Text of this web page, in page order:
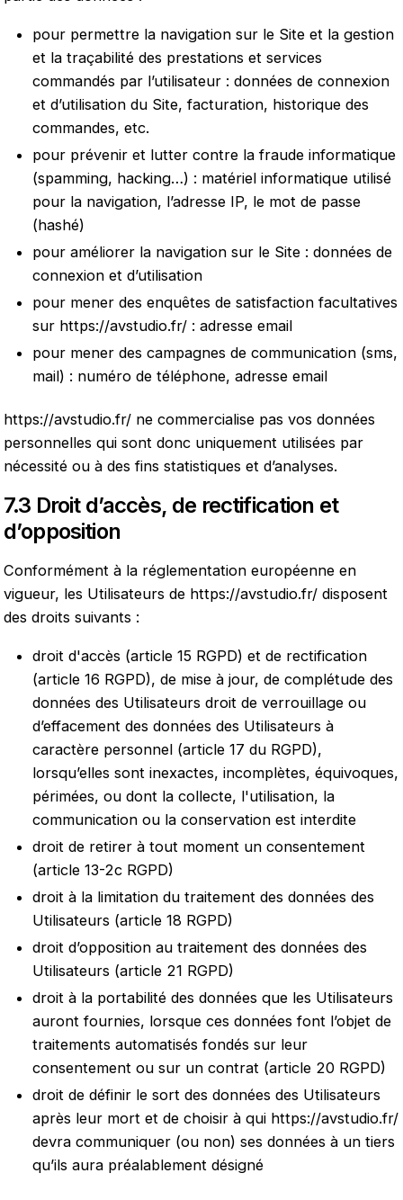
pour permettre la navigation sur le Site et la gestion
et la traçabilité des prestations et services
commandés par l’utilisateur : données de connexion
et d’utilisation du Site, facturation, historique des
commandes, etc.
pour prévenir et lutter contre la fraude informatique
(spamming, hacking…) : matériel informatique utilisé
pour la navigation, l’adresse IP, le mot de passe
(hashé)
pour améliorer la navigation sur le Site : données de
connexion et d’utilisation
pour mener des enquêtes de satisfaction facultatives
sur https://avstudio.fr/ : adresse email
pour mener des campagnes de communication (sms,
mail) : numéro de téléphone, adresse email
https://avstudio.fr/ ne commercialise pas vos données
personnelles qui sont donc uniquement utilisées par
nécessité ou à des fins statistiques et d’analyses.
7.3 Droit d’accès, de rectification et
d’opposition
Conformément à la réglementation européenne en
vigueur, les Utilisateurs de https://avstudio.fr/ disposent
des droits suivants :
droit d'accès (article 15 RGPD) et de rectification
(article 16 RGPD), de mise à jour, de complétude des
données des Utilisateurs droit de verrouillage ou
d’effacement des données des Utilisateurs à
caractère personnel (article 17 du RGPD),
lorsqu’elles sont inexactes, incomplètes, équivoques,
périmées, ou dont la collecte, l'utilisation, la
communication ou la conservation est interdite
droit de retirer à tout moment un consentement
(article 13-2c RGPD)
droit à la limitation du traitement des données des
Utilisateurs (article 18 RGPD)
droit d’opposition au traitement des données des
Utilisateurs (article 21 RGPD)
droit à la portabilité des données que les Utilisateurs
auront fournies, lorsque ces données font l’objet de
traitements automatisés fondés sur leur
consentement ou sur un contrat (article 20 RGPD)
droit de définir le sort des données des Utilisateurs
après leur mort et de choisir à qui https://avstudio.fr/
devra communiquer (ou non) ses données à un tiers
qu’ils aura préalablement désigné